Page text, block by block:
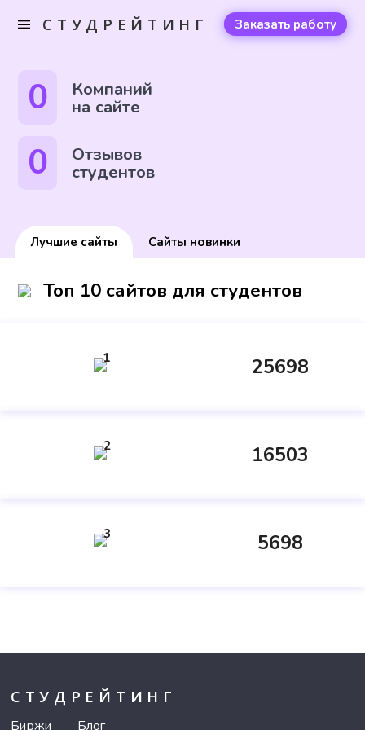
СТУДРЕЙТИНГ Заказать работу
0 Компаний
на сайте
0 Отзывов
студентов
Лучшие сайты Сайты новинки
Топ 10 сайтов для студентов
1 25698
2 16503
3 5698
СТУДРЕЙТИНГ
Биржи Блог